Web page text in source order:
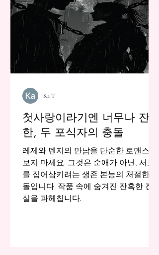
첫사랑이라기엔 너무나 잔급
한, 두 포식자의 충돌
레제와 덴지의 만남을 단순한 로맨스로
보지 마세요. 그것은 순애가 아닌, 서로
를 집어삼키려는 생존 본능의 처절한 충
돌입니다. 작품 속에 숨겨진 잔혹한 진
실을 파헤칩니다.
Ka T